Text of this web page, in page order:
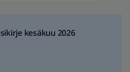
kesäkuu 2026